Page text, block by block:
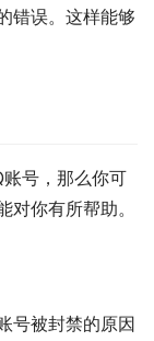
错误。这样能够
号，那么你可
你有所帮助。
号被封禁的原因